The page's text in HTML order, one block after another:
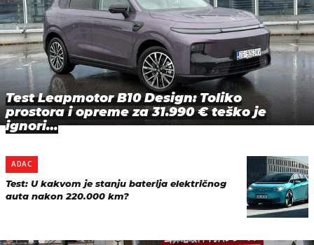
Test Leapmotor B10 Design: Toliko
prostora i opreme za 31.990 € teško je
ignori…
ADAC
Test: U kakvom je stanju baterija električnog
auta nakon 220.000 km?